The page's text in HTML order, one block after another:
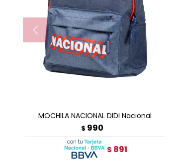
MOCHILA NACIONAL DIDI Nacional
$ 990
$ 891